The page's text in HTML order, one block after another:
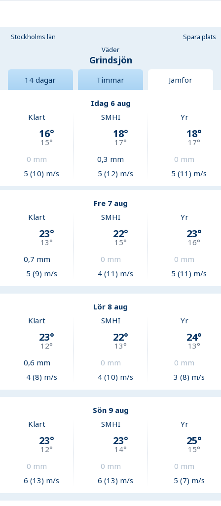
Stockholms län
Spara plats
Väder
Grindsjön
14 dagar Timmar Jämför
Idag 6 aug
Klart
16°
15°
0 mm
5 (10) m/s
SMHI
18°
17°
0,3 mm
5 (12) m/s
Yr
18°
17°
0 mm
5 (11) m/s
Fre 7 aug
Klart
23°
13°
0,7 mm
5 (9) m/s
SMHI
22°
15°
0 mm
4 (11) m/s
Yr
23°
16°
0 mm
5 (11) m/s
Lör 8 aug
Klart
23°
12°
0,6 mm
4 (8) m/s
SMHI
22°
13°
0 mm
4 (10) m/s
Yr
24°
13°
0 mm
3 (8) m/s
Sön 9 aug
Klart
23°
12°
0 mm
6 (13) m/s
SMHI
23°
14°
0 mm
6 (13) m/s
Yr
25°
15°
0 mm
5 (7) m/s